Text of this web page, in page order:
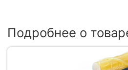
Подробнее о